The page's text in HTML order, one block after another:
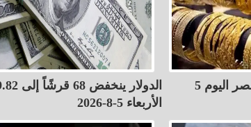
قفزة في أسعار الذهب بمصر اليوم 5
الأربعاء 5-8-2026